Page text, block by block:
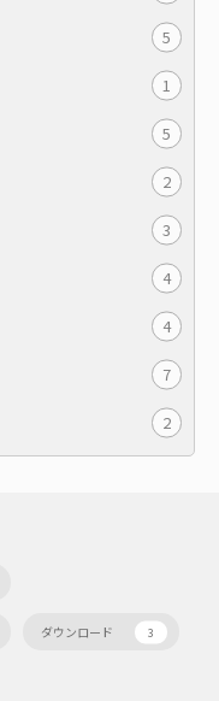
5
1
5
2
3
4
4
7
2
ダウンロード 3